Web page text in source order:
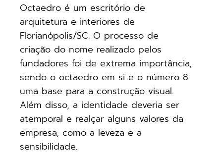
Octaedro é um escritório de
arquitetura e interiores de
Florianópolis/SC. O processo de
criação do nome realizado pelos
fundadores foi de extrema importância,
sendo o octaedro em si e o número 8
uma base para a construção visual.
Além disso, a identidade deveria ser
atemporal e realçar alguns valores da
empresa, como a leveza e a
sensibilidade.